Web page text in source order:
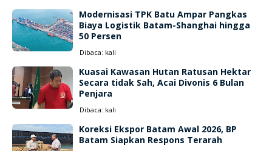
Modernisasi TPK Batu Ampar Pangkas
Biaya Logistik Batam-Shanghai hingga
50 Persen
Dibaca: kali
Kuasai Kawasan Hutan Ratusan Hektar
Secara tidak Sah, Acai Divonis 6 Bulan
Penjara
Dibaca: kali
Koreksi Ekspor Batam Awal 2026, BP
Batam Siapkan Respons Terarah